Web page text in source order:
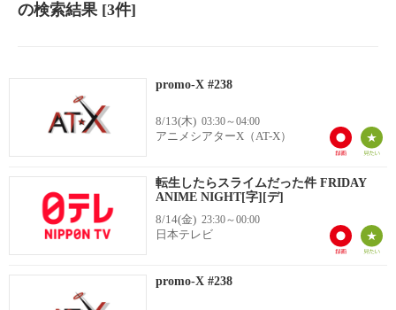
の検索結果[3件]
promo-X #238
8/13(木) 03:30～04:00
アニメシアターX（AT-X）
転生したらスライムだった件 FRIDAY
ANIME NIGHT[字][デ]
8/14(金) 23:30～00:00
日本テレビ
promo-X #238